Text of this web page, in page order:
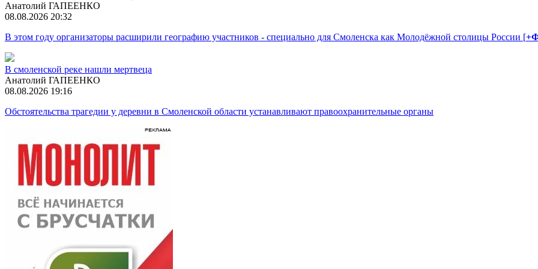
Анатолий ГАПЕЕНКО
08.08.2026 20:32
В этом году организаторы расширили географию участников - специально для Смоленска как Молодёжной столицы России [
В смоленской реке нашли мертвеца
Анатолий ГАПЕЕНКО
08.08.2026 19:16
Обстоятельства трагедии у деревни в Смоленской области устанавливают правоохранительные органы